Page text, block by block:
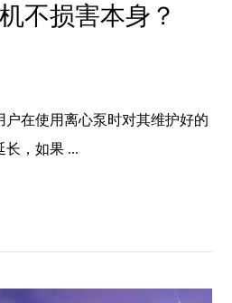
不损害本身？
户在使用离心泵时对其维护好的
长，如果 ...